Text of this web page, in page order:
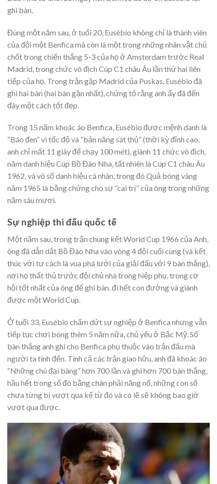
ghi bàn.
Đúng một năm sau, ở tuổi 20, Eusébio không chỉ là thành viên
của đội một Benfica mà còn là một trong những nhân vật chủ
chốt trong chiến thắng 5-3 của họ ở Amsterdam trước Real
Madrid, trong chức vô địch Cúp C1 châu Âu lần thứ hai liên
tiếp của họ. Trong trận gặp Madrid của Puskas, Eusébio đã
ghi hai bàn (hai bàn gần nhất), chứng tỏ rằng anh ấy đã đến
đây một cách tốt đẹp.
Trong 15 năm khoác áo Benfica, Eusébio được mệnh danh là
“Báo đen” vì tốc độ và “bản năng sát thủ” (thời kỳ đỉnh cao,
anh chỉ mất 11 giây để chạy 100 mét), giành 11 chức vô địch,
năm danh hiệu Cúp Bồ Đào Nha, tất nhiên là Cúp C1 châu Âu
1962, và vô số danh hiệu cá nhân, trong đó Quả bóng vàng
năm 1965 là bằng chứng cho sự “cai trị” của ông trong những
năm sáu mươi.
Sự nghiệp thi đấu quốc tế
Một năm sau, trong trận chung kết World Cup 1966 của Anh,
ông đã dẫn dắt Bồ Đào Nha vào vòng 4 đội cuối cùng (và kết
thúc với tư cách là vua phá lưới của giải đấu với 9 bàn thắng),
nơi họ thất thủ trước đội chủ nhà trong hiệp phụ, trong cơ
hội tốt nhất của ông để ghi bàn. đi hết con đường và giành
được một World Cup.
Ở tuổi 33, Eusébio chấm dứt sự nghiệp ở Benfica nhưng vẫn
tiếp tục chơi bóng thêm 5 năm nữa, chủ yếu ở Bắc Mỹ. Số
bàn thắng anh ghi cho Benfica phụ thuộc vào trận đấu mà
người ta tính đến. Tính cả các trận giao hữu, anh đã khoác áo
“Những chú đại bàng” hơn 700 lần và ghi hơn 700 bàn thắng,
hầu hết trong số đó bằng chân phải năng nổ, những con số
chưa từng bị vượt qua kể từ đó và có lẽ sẽ không bao giờ
vượt qua được.